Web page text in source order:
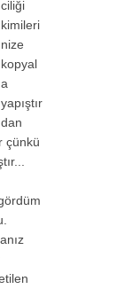
ciliği
kimileri
nize
kopyal
a
yapıştır
dan
çünkü